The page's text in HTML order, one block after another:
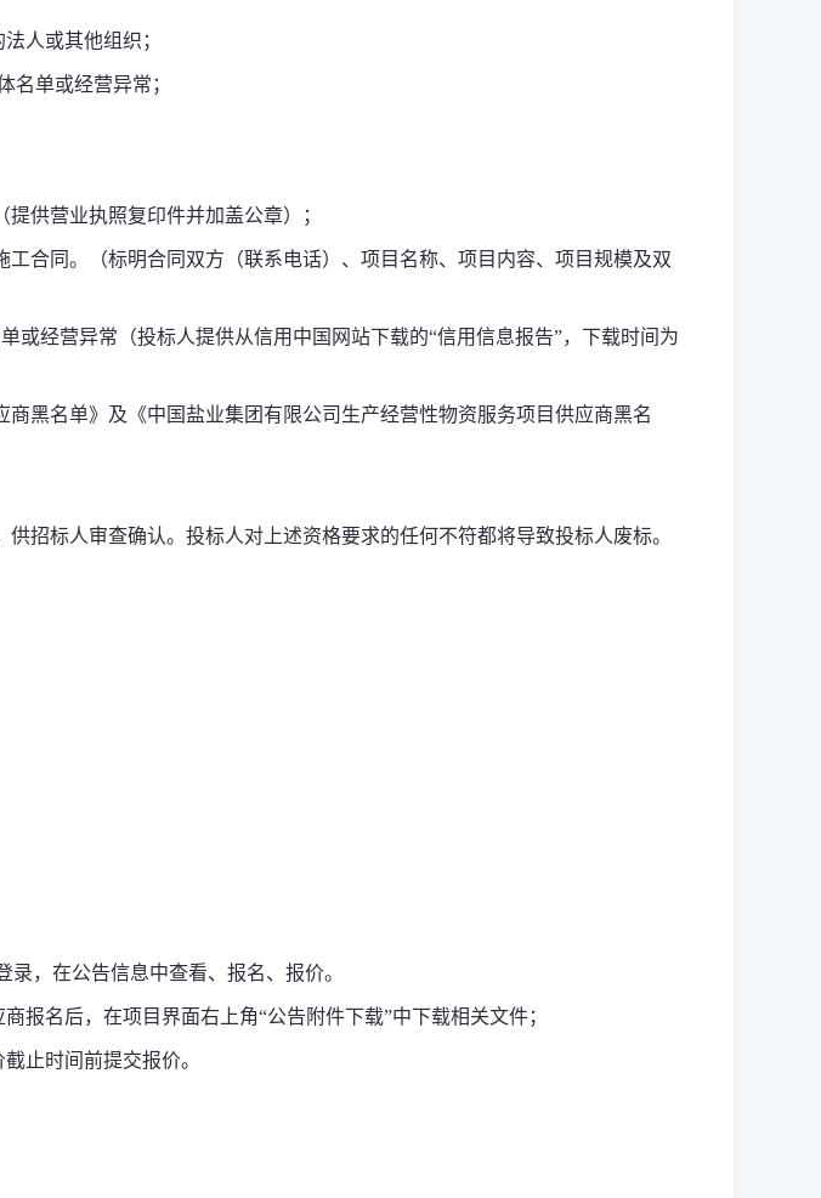
人或其他组织；
名单或经营异常；
供营业执照复印件并加盖公章）；
合同。（标明合同双方（联系电话）、项目名称、项目内容、项目规模及双
或经营异常（投标人提供从信用中国网站下载的“信用信息报告”，下载时间为
黑名单》及《中国盐业集团有限公司生产经营性物资服务项目供应商黑名
招标人审查确认。投标人对上述资格要求的任何不符都将导致投标人废标。
录，在公告信息中查看、报名、报价。
报名后，在项目界面右上角“公告附件下载”中下载相关文件；
止时间前提交报价。